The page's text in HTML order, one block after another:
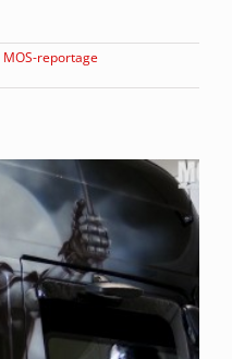
MOS-reportage